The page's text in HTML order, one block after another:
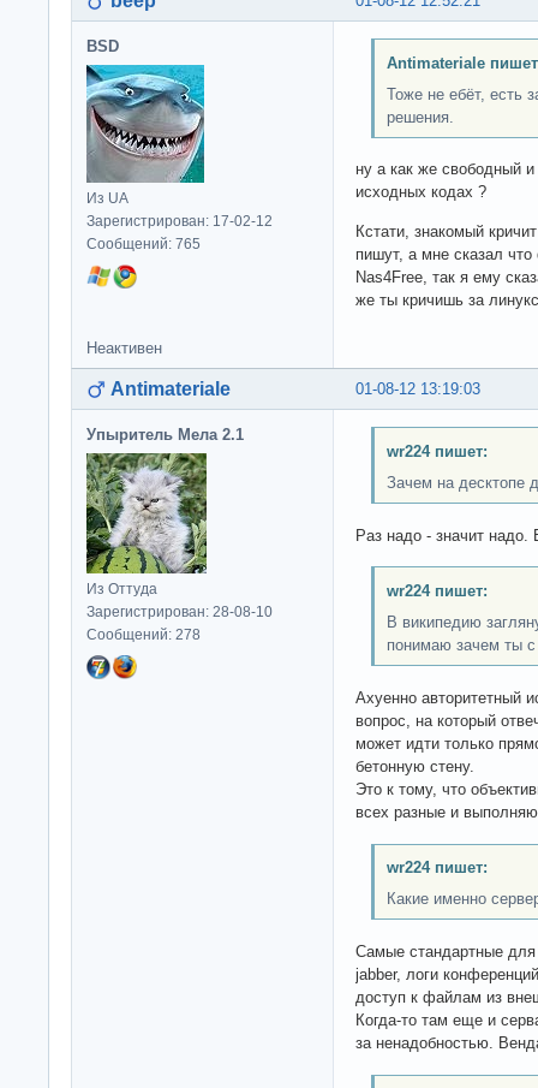
BSD
Из UA
Зарегистрирован: 17-02-12
Сообщений: 765
Antimateriale
Тоже не ебёт, есть
решения.
ну а как же свободный
исходных кодах ?
Кстати, знакомый
пишут, а мне сказал
Nas4Free, так я ему
же ты кричишь за
Неактивен
01-08-12 13:19:03
Antimateriale
Упыритель Мела 2.1
Из Оттуда
Зарегистрирован: 28-08-10
Сообщений: 278
wr224 пишет:
Зачем на десктопе
Раз надо - значит
wr224 пишет:
В википедию
понимаю зачем ты
Ахуенно авторитетный
вопрос, на который
может идти только
бетонную стену.
Это к тому, что
всех разные и
wr224 пишет:
Какие именно
Самые стандартные
jabber, логи
доступ к файлам из
Когда-то там еще и
за ненадобностью.